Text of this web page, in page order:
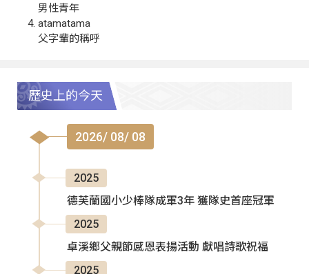
男性青年
atamatama
父字輩的稱呼
歷史上的今天
2026/ 08/ 08
2025
德芙蘭國小少棒隊成軍3年 獲隊史首座冠軍
2025
卓溪鄉父親節感恩表揚活動 獻唱詩歌祝福
2025